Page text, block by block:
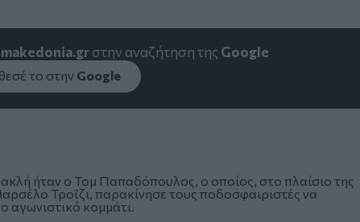
στην αναζήτηση της Google
το στην Google
ήταν ο Τομ Παπαδόπουλος, ο οποίος, στο πλαίσιο της
Τροΐζι, παρακίνησε τους ποδοσφαιριστές να
αγωνιστικό κομμάτι.